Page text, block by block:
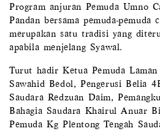
Program anjuran Pemuda Umno
Pandan bersama pemuda-pemuda
merupakan satu tradisi yang
apabila menjelang Syawal.
Turut hadir Ketua Pemuda Laman
Sawahid Bedol, Pengerusi Belia
Saudara Redzuan Daim,
Bahagia Saudara Khairul Anuar
Pemuda Kg Plentong Tengah